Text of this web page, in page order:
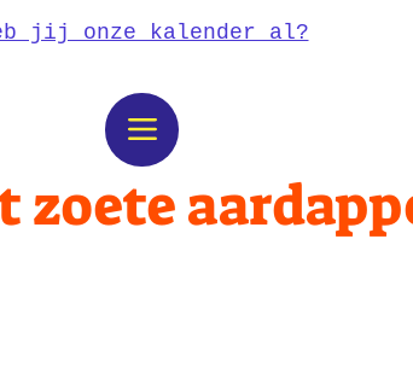
jij onze kalender al?
zoete